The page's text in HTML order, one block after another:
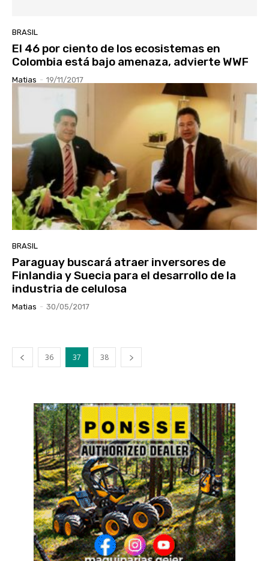
BRASIL
El 46 por ciento de los ecosistemas en
Colombia está bajo amenaza, advierte WWF
Matias - 19/11/2017
BRASIL
Paraguay buscará atraer inversores de
Finlandia y Suecia para el desarrollo de la
industria de celulosa
Matias - 30/05/2017
36 37 38